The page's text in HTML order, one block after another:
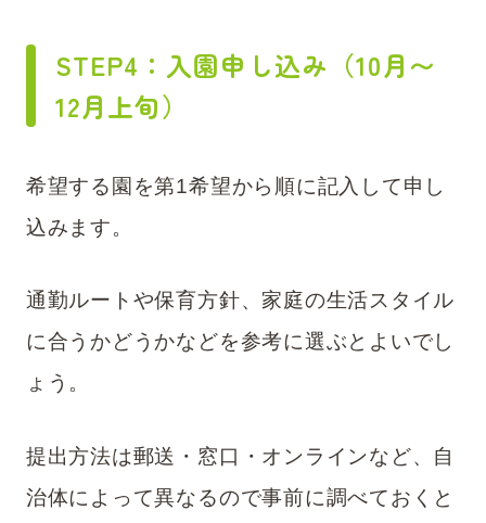
STEP4：入園申し込み（10月〜
12月上旬）
希望する園を第1希望から順に記入して申し
込みます。
通勤ルートや保育方針、家庭の生活スタイル
に合うかどうかなどを参考に選ぶとよいでし
ょう。
提出方法は郵送・窓口・オンラインなど、自
治体によって異なるので事前に調べておくと